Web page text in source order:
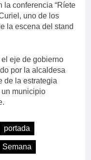
la conferencia “Ríete
uno de los
la escena del stand
eje de gobierno
por la alcaldesa
de la estrategia
un municipio
portada
Semana